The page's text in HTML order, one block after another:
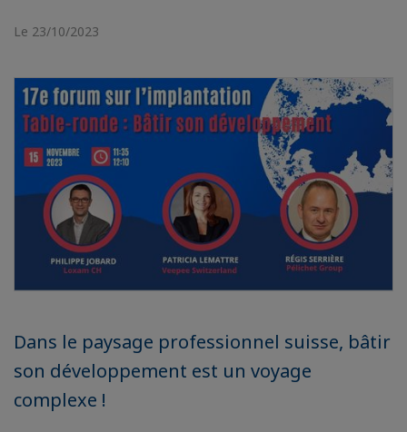
Le 23/10/2023
Dans le paysage professionnel suisse, bâtir
son développement est un voyage
complexe !